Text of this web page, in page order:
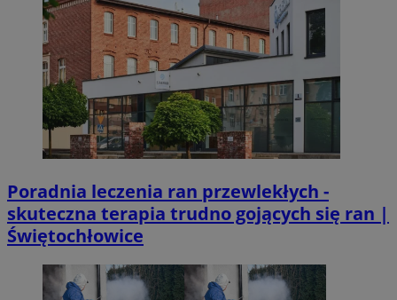
Poradnia leczenia ran przewlekłych -
skuteczna terapia trudno gojących się ran |
Świętochłowice